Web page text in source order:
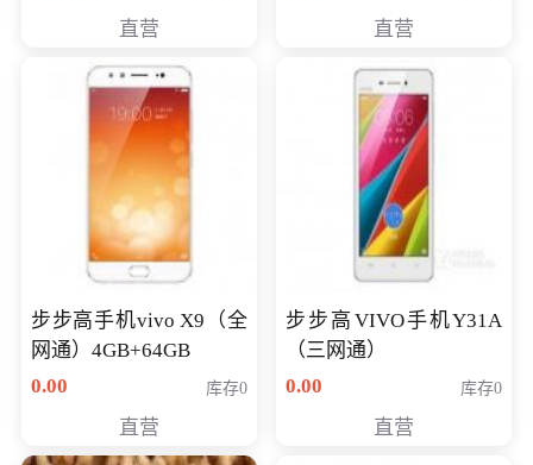
NV930-2G独
直营 直营
步步高手机vivo X9（全
网通）4GB+64GB
0.00
库存0
直营
步步高VIVO手机Y31A
（三网通）
0.00
库存0
直营